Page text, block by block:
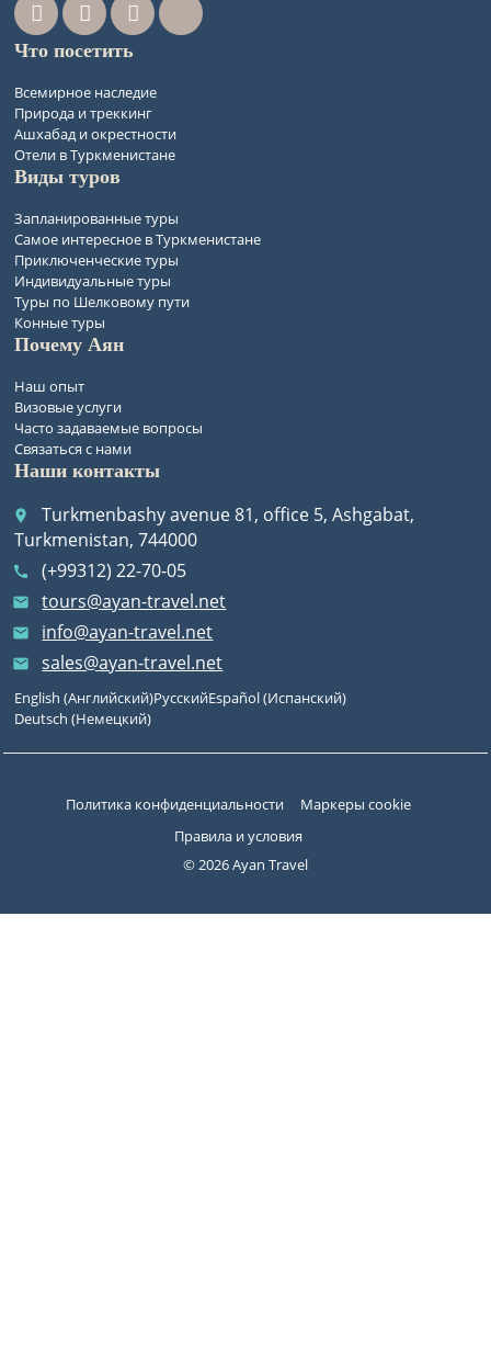
Что посетить
Всемирное наследие
Природа и треккинг
Ашхабад и окрестности
Отели в Туркменистане
Виды туров
Запланированные туры
Самое интересное в Туркменистане
Приключенческие туры
Индивидуальные туры
Туры по Шелковому пути
Конные туры
Почему Аян
Наш опыт
Визовые услуги
Часто задаваемые вопросы
Связаться с нами
Наши контакты
place
Turkmenbashy avenue 81, office 5, Ashgabat,
Turkmenistan, 744000
call (+99312) 22-70-05
email tours@ayan-travel.net
email info@ayan-travel.net
email sales@ayan-travel.net
English (Английский)РусскийEspañol(Испанский)
Deutsch (Немецкий)
© 2026 Ayan Travel
Политика конфиденциальности
Маркеры cookie
Правила и условия